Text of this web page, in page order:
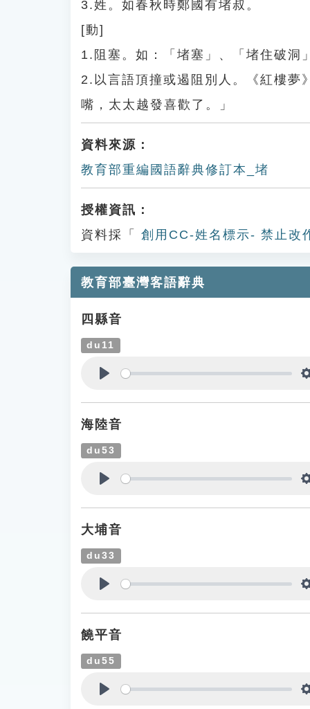
3.姓。如春秋時鄭國有堵叔。
[動]
1.阻塞。如：「堵塞」、「堵住破洞
2.以言語頂撞或遏阻別人。《紅樓夢
嘴，太太越發喜歡了。」
資料來源：
教育部重編國語辭典修訂本_堵
授權資訊：
資料採「
創用CC-姓名標示- 禁止改
教育部臺灣客語辭典
四縣音
du11
海陸音
du53
大埔音
du33
饒平音
du55